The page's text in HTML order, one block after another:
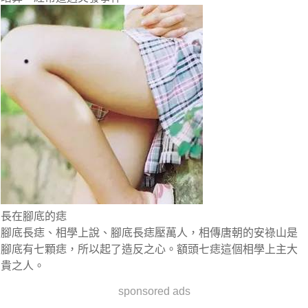
長在腳底的痣
腳底長痣、相學上說、腳底長痣壓萬人，相傳唐朝的安祿山是
腳底有七顆痣，所以起了造反之心。額頭七痣這個相學上主大
貴之人。
sponsored ads